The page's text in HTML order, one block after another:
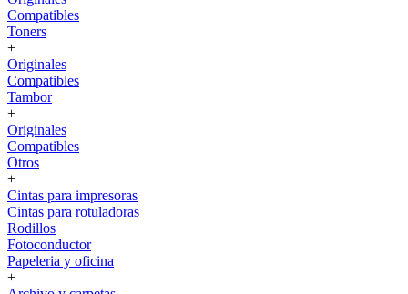
Compatibles
Toners
+
Originales
Compatibles
Tambor
+
Originales
Compatibles
Otros
+
Cintas para impresoras
Cintas para rotuladoras
Rodillos
Fotoconductor
Papeleria y oficina
+